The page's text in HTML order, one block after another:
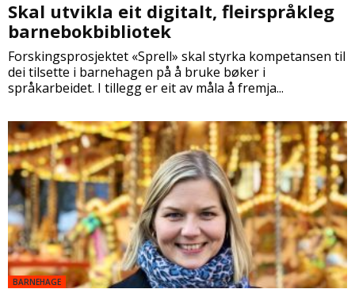
Skal utvikla eit digitalt, fleirspråkleg
barnebokbibliotek
Forskingsprosjektet «Sprell» skal styrka kompetansen til
dei tilsette i barnehagen på å bruke bøker i
språkarbeidet. I tillegg er eit av måla å fremja...
BARNEHAGE